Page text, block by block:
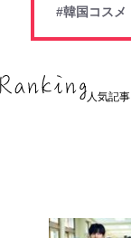
#韓国コスメ
人気記事